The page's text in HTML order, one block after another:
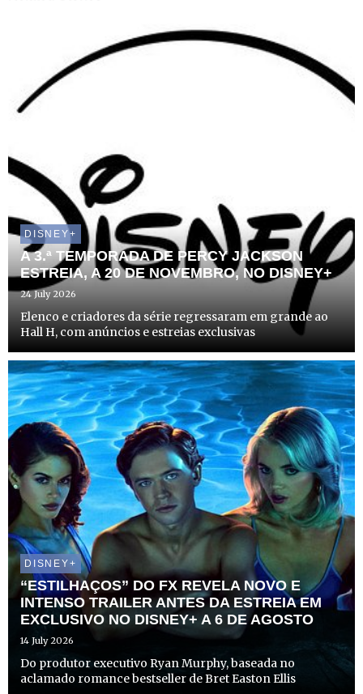
DISNEY+
A 3.ª TEMPORADA DE PERCY JACKSON
ESTREIA, A 20 DE NOVEMBRO, NO DISNEY+
24 July 2026
Elenco e criadores da série regressaram em grande ao
Hall H, com anúncios e estreias exclusivas
DISNEY+
“ESTILHAÇOS” DO FX REVELA NOVO E
INTENSO TRAILER ANTES DA ESTREIA EM
EXCLUSIVO NO DISNEY+ A 6 DE AGOSTO
14 July 2026
Do produtor executivo Ryan Murphy, baseada no
aclamado romance bestseller de Bret Easton Ellis